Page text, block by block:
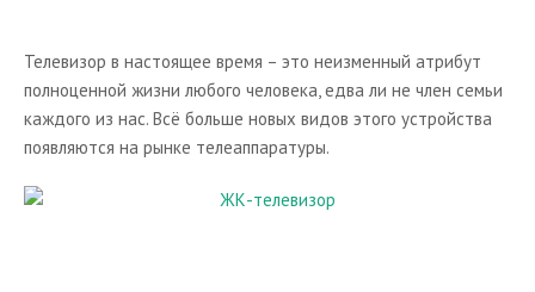
Кронштейны для AV - техники
Каталог аксессуаров к hi-fi
Теле-видео техника
Плазменные панели
Телевизор в настоящее время – это неизменный атрибут
полноценной жизни любого человека, едва ли не член семьи
каждого из нас. Всё больше новых видов этого устройства
появляются на рынке телеаппаратуры.